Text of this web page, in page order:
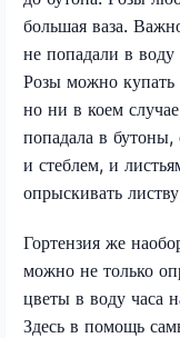
большая ваза.
не попадали в
Розы можно
но ни в коем
попадала в
и стеблем, и
опрыскивать
Гортензия же
можно не только
цветы в воду часа
Здесь в помощь